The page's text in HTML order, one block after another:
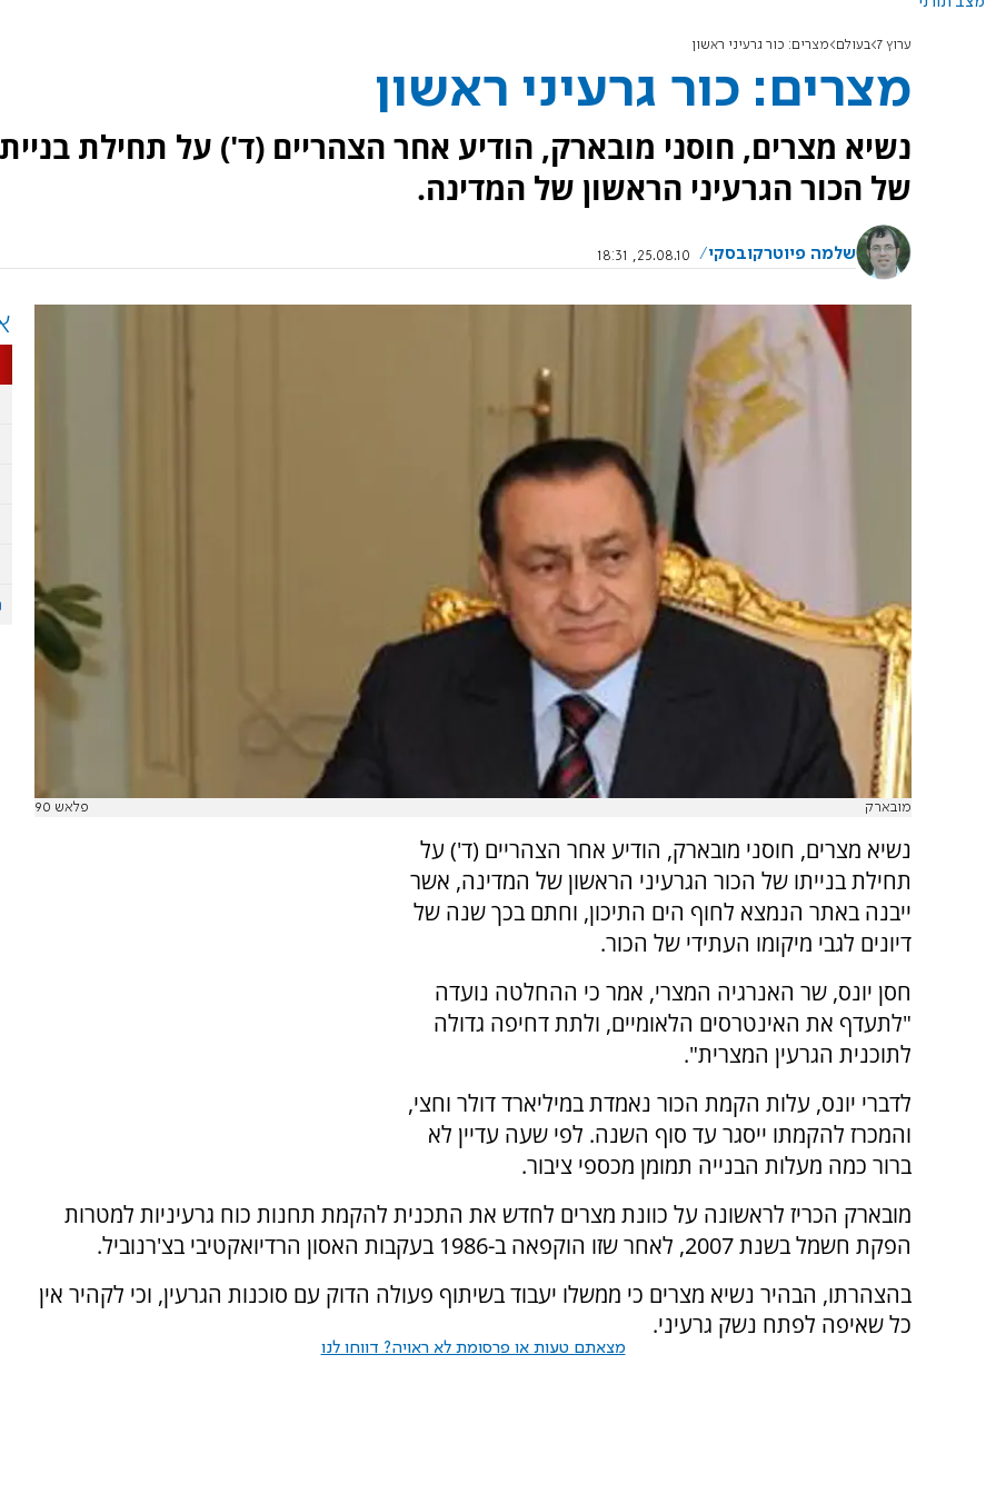
ערוץ 7 בעולם מצרים: כור גרעיני ראשון
מצרים: כור גרעיני ראשון
נשיא מצרים, חוסני מובארק, הודיע אחר הצהריים (ד') על תחילת
של הכור הגרעיני הראשון של המדינה.
שלמה פיוטרקובסקי 25.08.10, 18:31
מובארק פלאש 90
נשיא מצרים, חוסני מובארק, הודיע אחר הצהריים (ד') על
תחילת בנייתו של הכור הגרעיני הראשון של המדינה, אשר
ייבנה באתר הנמצא לחוף הים התיכון, וחתם בכך שנה של
דיונים לגבי מיקומו העתידי של הכור.
חסן יונס, שר האנרגיה המצרי, אמר כי ההחלטה נועדה
"לתעדף את האינטרסים הלאומיים, ולתת דחיפה גדולה
לתוכנית הגרעין המצרית".
לדברי יונס, עלות הקמת הכור נאמדת במיליארד דולר וחצי,
והמכרז להקמתו ייסגר עד סוף השנה. לפי שעה עדיין לא
ברור כמה מעלות הבנייה תמומן מכספי ציבור.
מובארק הכריז לראשונה על כוונת מצרים לחדש את התכנית להקמת תחנות כוח גרעיניות למטרות
הפקת חשמל בשנת 2007, לאחר שזו הוקפאה ב-1986 בעקבות האסון הרדיואקטיבי בצ'רנוביל.
בהצהרתו, הבהיר נשיא מצרים כי ממשלו יעבוד בשיתוף פעולה הדוק עם סוכנות הגרעין, וכי לקהיר אין
כל שאיפה לפתח נשק גרעיני.
מצאתם טעות או פרסומת לא ראויה? דווחו לנו